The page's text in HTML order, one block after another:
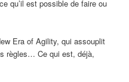
qu’il est possible de faire ou
Era of Agility, qui assouplit
règles… Ce qui est, déjà,